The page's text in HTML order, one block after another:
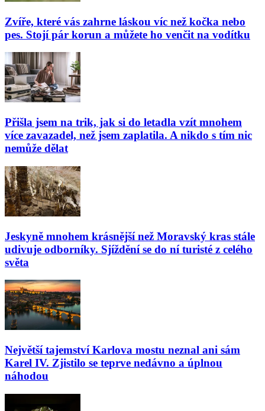
Zvíře, které vás zahrne láskou víc než kočka nebo
pes. Stojí pár korun a můžete ho venčit na vodítku
Přišla jsem na trik, jak si do letadla vzít mnohem
více zavazadel, než jsem zaplatila. A nikdo s tím nic
nemůže dělat
Jeskyně mnohem krásnější než Moravský kras stále
udivuje odborníky. Sjíždění se do ní turisté z celého
světa
Největší tajemství Karlova mostu neznal ani sám
Karel IV. Zjistilo se teprve nedávno a úplnou
náhodou